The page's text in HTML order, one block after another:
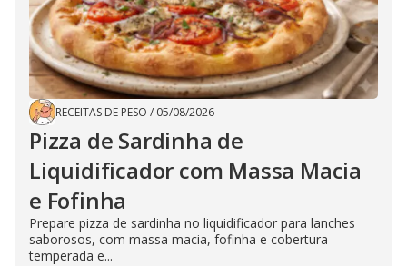
RECEITAS DE PESO / 05/08/2026
Pizza de Sardinha de
Liquidificador com Massa Macia
e Fofinha
Prepare pizza de sardinha no liquidificador para lanches
saborosos, com massa macia, fofinha e cobertura
temperada e...